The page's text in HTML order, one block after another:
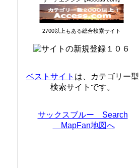
2700以上もある総合検索サイト
ベストサイト は、カテゴリー型
検索サイトです。
サックスブルー Search
MapFan地図へ